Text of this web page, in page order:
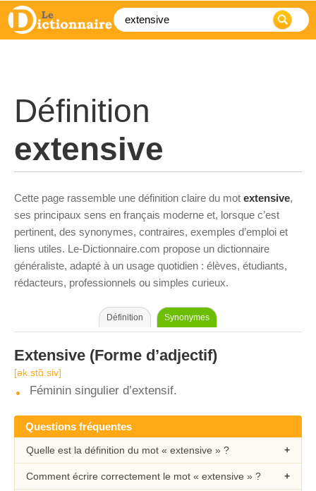
Définition
extensive
Cette page rassemble une définition claire du mot extensive,
ses principaux sens en français moderne et, lorsque c’est
pertinent, des synonymes, contraires, exemples d’emploi et
liens utiles. Le-Dictionnaire.com propose un dictionnaire
généraliste, adapté à un usage quotidien : élèves, étudiants,
rédacteurs, professionnels ou simples curieux.
Définition Synonymes
Extensive (Forme d’adjectif)
[ǝk.stɑ̃.siv]
Féminin singulier d’extensif.
Questions fréquentes
Quelle est la définition du mot « extensive » ?
Comment écrire correctement le mot « extensive » ?